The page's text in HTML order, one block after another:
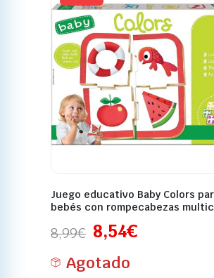
Juego educativo Baby Colors
bebés con rompecabezas
8,99€ 8,54€
Agotado